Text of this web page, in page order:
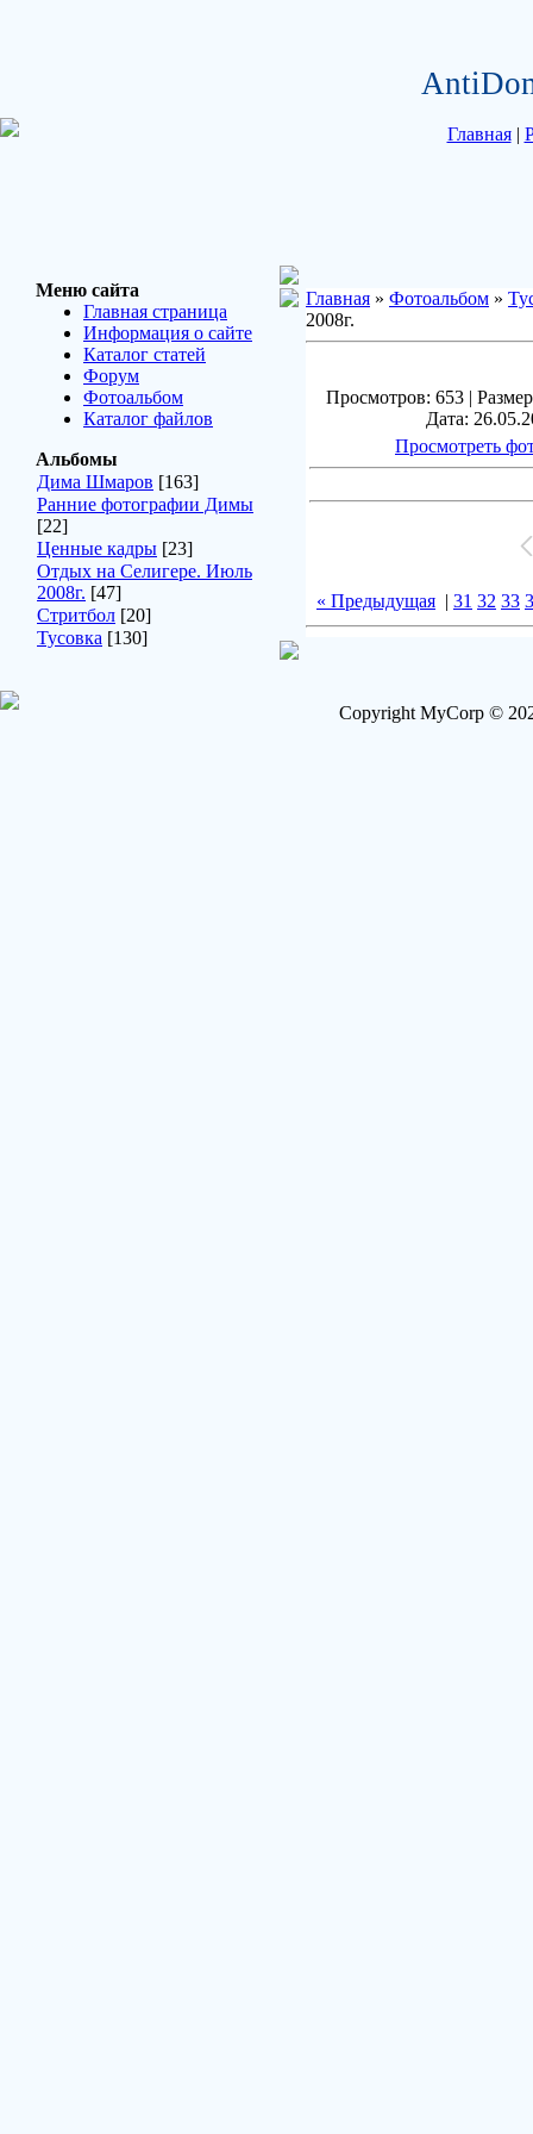
Главная|
Меню сайта
Главная страница
Информация о сайте
Каталог статей
Форум
Фотоальбом
Каталог файлов
Альбомы
Дима Шмаров [163]
Ранние фотографии Димы
[22]
Ценные кадры [23]
Отдых на Селигере. Июль
2008г. [47]
Стритбол [20]
Тусовка [130]
Главная » Фотоальбом »
2008г.
Просмотров: 653 |
Дата:
Просмотреть
« Предыдущая | 31 32 33
Copyright MyCorp ©